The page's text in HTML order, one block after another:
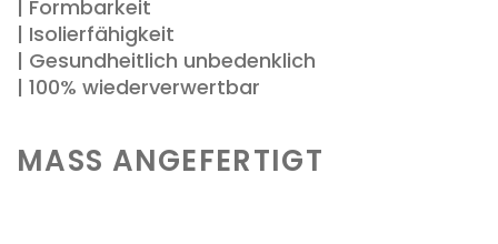
| Formbarkeit
| Isolierfähigkeit
| Gesundheitlich unbedenklich
| 100% wiederverwertbar
MASS ANGEFERTIGT